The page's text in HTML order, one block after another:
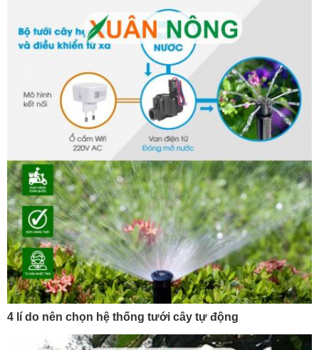
4 lí do nên chọn hệ thống tưới cây tự động